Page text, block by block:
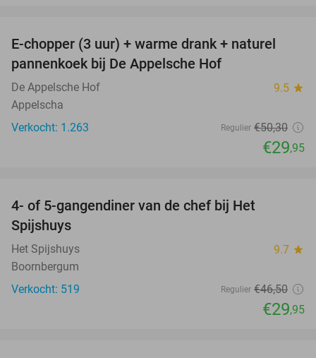
40%
E-chopper (3 uur) + warme drank + naturel
pannenkoek bij De Appelsche Hof
De Appelsche Hof 9.5 star
Appelscha
Verkocht: 1.263
Regulier €50,30
€29,95
4- of 5-gangendiner van de chef bij Het
Spijshuys
Het Spijshuys 9.7 star
Boornbergum
Verkocht: 519
Regulier €46,50
€29,95